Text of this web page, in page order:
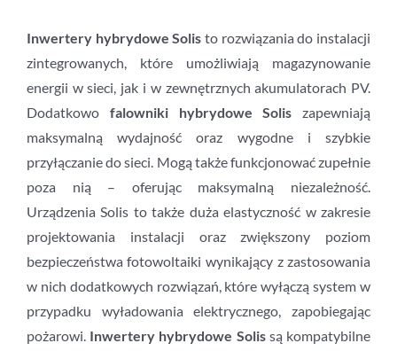
Inwertery hybrydowe Solis to rozwiązania do instalacji
zintegrowanych, które umożliwiają magazynowanie
energii w sieci, jak i w zewnętrznych akumulatorach PV.
Dodatkowo falowniki hybrydowe Solis zapewniają
maksymalną wydajność oraz wygodne i szybkie
przyłączanie do sieci. Mogą także funkcjonować zupełnie
poza nią – oferując maksymalną niezależność.
Urządzenia Solis to także duża elastyczność w zakresie
projektowania instalacji oraz zwiększony poziom
bezpieczeństwa fotowoltaiki wynikający z zastosowania
w nich dodatkowych rozwiązań, które wyłączą system w
przypadku wyładowania elektrycznego, zapobiegając
pożarowi. Inwertery hybrydowe Solissą kompatybilne